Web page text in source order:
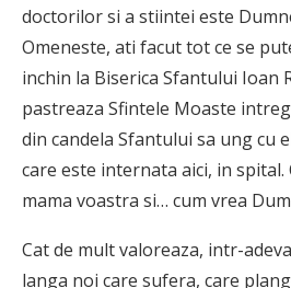
doctorilor si a stiintei este
Omeneste, ati facut tot ce se
inchin la Biserica Sfantului Ioan
pastreaza Sfintele Moaste
din candela Sfantului sa ung cu
care este internata aici, in spital.
mama voastra si… cum vrea
Cat de mult valoreaza, intr-
langa noi care sufera, care